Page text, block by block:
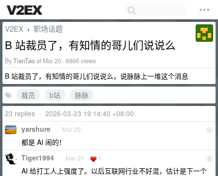
V2EX › 职场话题
B 站裁员了，有知情的哥儿们说说么
ByTianTaoat Mar 20 · 6866 views
B 站裁员了，有知情的哥儿们说说么，说脉脉上一堆这个消息
裁员
b站
脉脉
23 replies • 2026-03-23 19:14:40 +08:00
1
yarshure Mar 20
都是 AI 闹的！
2
Tiger1994 Mar 20 1
AI 给打工人上强度了。以后互联网行业不好混，估计是下一个